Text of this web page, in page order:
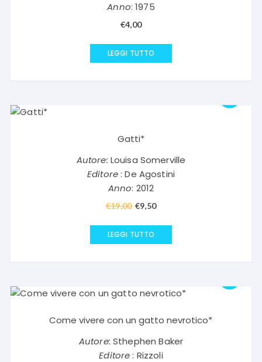
Anno: 1975
€4,00
LEGGI TUTTO
Gatti*
Autore: Louisa Somerville
Editore: De Agostini
Anno: 2012
€19,00 Il
originale
€9,50Il
LEGGI TUTTO
Come vivere con un gatto nevrotico*
Autore: Sthephen Baker
Editore: Rizzoli